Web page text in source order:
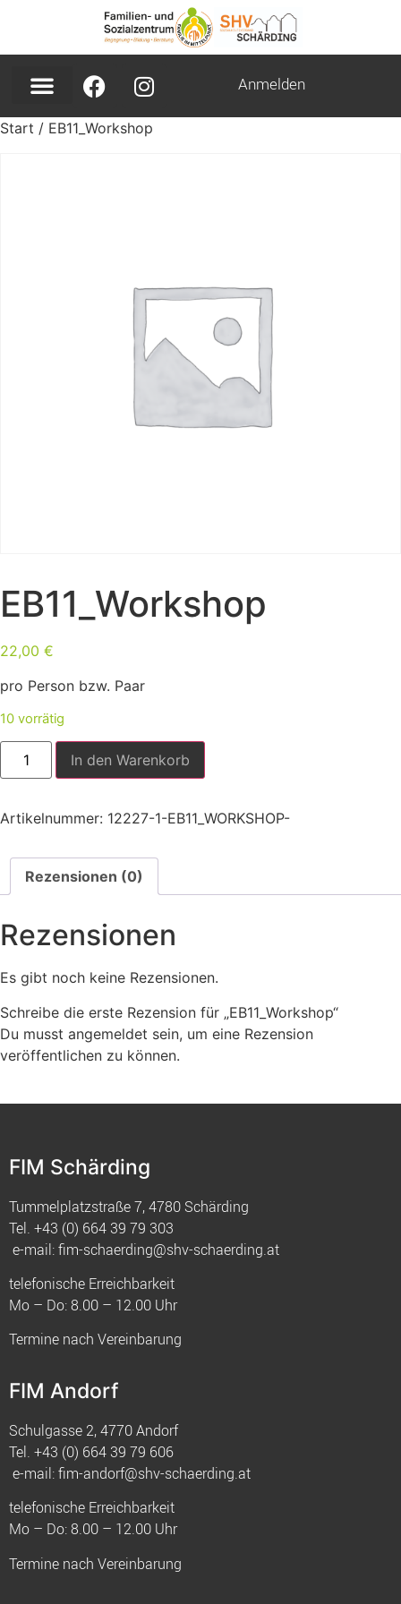
Anmelden
Start / EB11_Workshop
EB11_Workshop
22,00 €
pro Person bzw. Paar
10 vorrätig
In den Warenkorb
Artikelnummer: 12227-1-EB11_WORKSHOP-
Rezensionen (0)
Rezensionen
Es gibt noch keine Rezensionen.
Schreibe die erste Rezension für „EB11_Workshop“
Du musst angemeldet sein, um eine Rezension
veröffentlichen zu können.
FIM Schärding
Tummelplatzstraße 7, 4780 Schärding
Tel. +43 (0) 664 39 79 303
e-mail:fim-schaerding@shv-schaerding.at
telefonische Erreichbarkeit
Mo – Do: 8.00 – 12.00 Uhr
Termine nach Vereinbarung
FIM Andorf
Schulgasse 2, 4770 Andorf
Tel. +43 (0) 664 39 79 606
e-mail:fim-andorf@shv-schaerding.at
telefonische Erreichbarkeit
Mo – Do: 8.00 – 12.00 Uhr
Termine nach Vereinbarung